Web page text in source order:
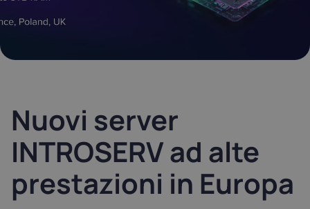
Nuovi server
INTROSERV ad alte
prestazioni in Europa
Latvia
Slovakia
20%
Slovenia
22%
USA